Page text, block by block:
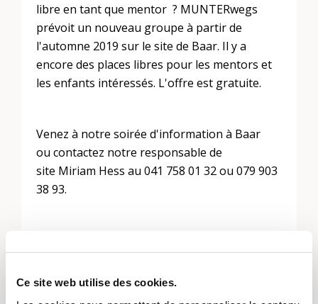
Ce site web utilise des cookies.
libre en tant que mentor ? MUNTERwegs
prévoit un nouveau groupe à partir de
l'automne 2019 sur le site de Baar. Il y a
encore des places libres pour les mentors et
les enfants intéressés. L'offre est gratuite.
Venez à notre soirée d'information à Baar
ou contactez notre responsable de
site Miriam Hess au 041 758 01 32 ou 079 903
38 93.